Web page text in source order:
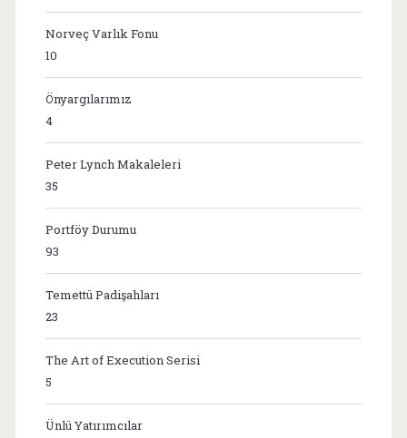
Norveç Varlık Fonu
10
Önyargılarımız
4
Peter Lynch Makaleleri
35
Portföy Durumu
93
Temettü Padişahları
23
The Art of Execution Serisi
5
Ünlü Yatırımcılar